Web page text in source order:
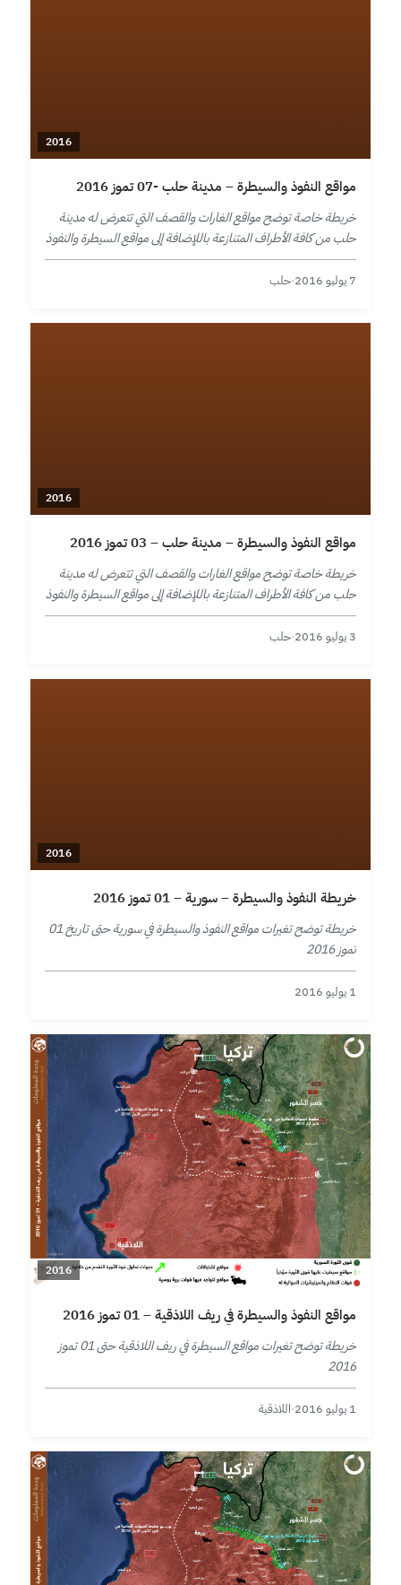
2016
مواقع النفوذ والسيطرة – مدينة حلب -07 تموز 2016
خريطة خاصة توضح مواقع الغارات والقصف التي تتعرض له مدينة
حلب من كافة الأطراف المتنازعة باللإضافة إلى مواقع السيطرة والنفوذ
في المدينة ومحيطها حتى تاريخ 7 تموز 2016.
7 يوليو 2016 ·حلب
2016
مواقع النفوذ والسيطرة – مدينة حلب – 03 تموز 2016
خريطة خاصة توضح مواقع الغارات والقصف التي تتعرض له مدينة
حلب من كافة الأطراف المتنازعة باللإضافة إلى مواقع السيطرة والنفوذ
في المدينة ومحيطها حتى تاريخ 3 تموز 2016.
3 يوليو 2016 ·حلب
2016
خريطة النفوذ والسيطرة – سورية – 01 تموز 2016
خريطة توضح تغيرات مواقع النفوذ والسيطرة في سورية حتى تاريخ 01
تموز 2016
1 يوليو 2016
2016
مواقع النفوذ والسيطرة في ريف اللاذقية – 01 تموز 2016
خريطة توضح تغيرات مواقع السيطرة في ريف اللاذقية حتى 01 تموز
2016
1 يوليو 2016 ·اللاذقية